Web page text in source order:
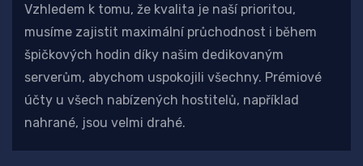
Vzhledem k tomu, že kvalita je naší prioritou,
musíme zajistit maximální průchodnost i během
špičkových hodin díky našim dedikovaným
serverům, abychom uspokojili všechny. Prémiové
účty u všech nabízených hostitelů, například
nahrané, jsou velmi drahé.